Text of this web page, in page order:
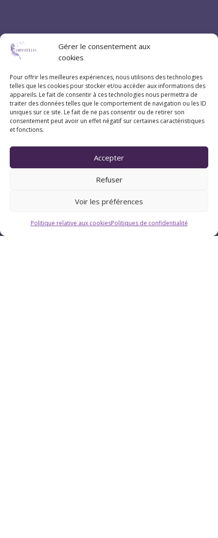
Gérer le consentement aux
cookies
Pour offrir les meilleures expériences, nous utilisons des technologies
telles que les cookies pour stocker et/ou accéder aux informations des
appareils. Le fait de consentir à ces technologies nous permettra de
traiter des données telles que le comportement de navigation ou les ID
uniques sur ce site. Le fait de ne pas consentir ou de retirer son
consentement peut avoir un effet négatif sur certaines caractéristiques
et fonctions.
Accepter
Refuser
Voir les préférences
Politique relative aux cookiesPolitiques de confidentialité
Du lundi au vendredi : 9h-12h / 13h-18h
Le samedi : 9h-12h